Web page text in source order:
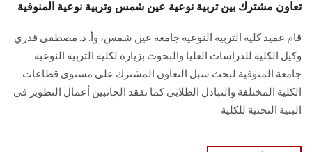
تعاون مشترك بين تربية نوعية عين شمس وتربية نوعية المنوفية
قام عميد كلية التربية النوعية جامعة عين شمس، وأ. د. مصطفى قدري
وكيل الكلية للدراسات العليا والبحوث بزيارة لكلية التربية النوعية
جامعة المنوفية لبحث سبل التعاون المشترك على مستوى قطاعات
الكلية المختلفة والتبادل الطلابي كما تفقد الجانبين أعمال التطوير في
البنية التحتية للكلية